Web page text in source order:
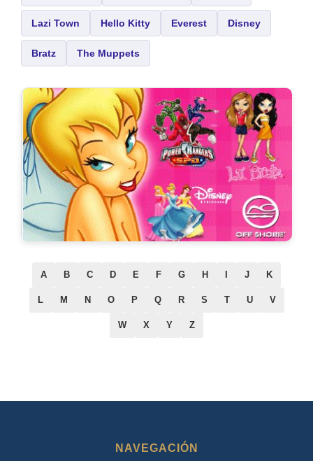
Lazi Town Hello Kitty Everest Disney
Bratz The Muppets
A B C D E F G H J K
L M N O P Q R S T U V
W X Y Z
NAVEGACIÓN